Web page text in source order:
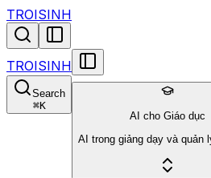
TROISINH
TROISINH
Search
⌘K
AI cho Giáo dục
AI trong giảng dạy và quản